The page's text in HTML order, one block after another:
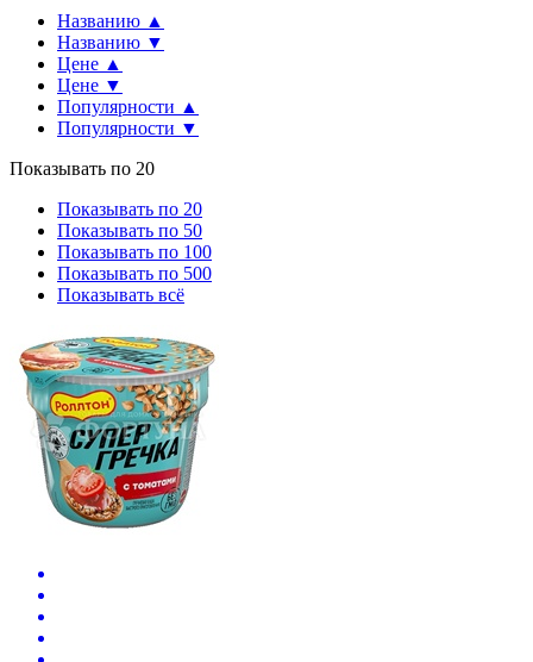
Названию ▲
Названию ▼
Цене ▲
Цене ▼
Популярности ▲
Популярности ▼
Показывать по 20
Показывать по 20
Показывать по 50
Показывать по 100
Показывать по 500
Показывать всё